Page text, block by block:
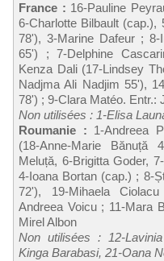
France : 16-Pauline
6-Charlotte Bilbault (cap.),
78'), 3-Marine Dafeur ; 8-
65') ; 7-Delphine
Kenza Dali (17-Lindsey
Nadjma Ali Nadjim 55'),
78') ; 9-Clara Matéo. Entr.:
Non utilisées : 1-Elisa
Roumanie : 1-Andreea
(18-Anne-Marie Bănuță
Meluță, 6-Brigitta Goder,
4-Ioana Bortan (cap.) ; 8-
72'), 19-Mihaela
Andreea Voicu ; 11-Mara
Mirel Albon
Non utilisées : 12-
Kinga Barabasi, 21-Oana